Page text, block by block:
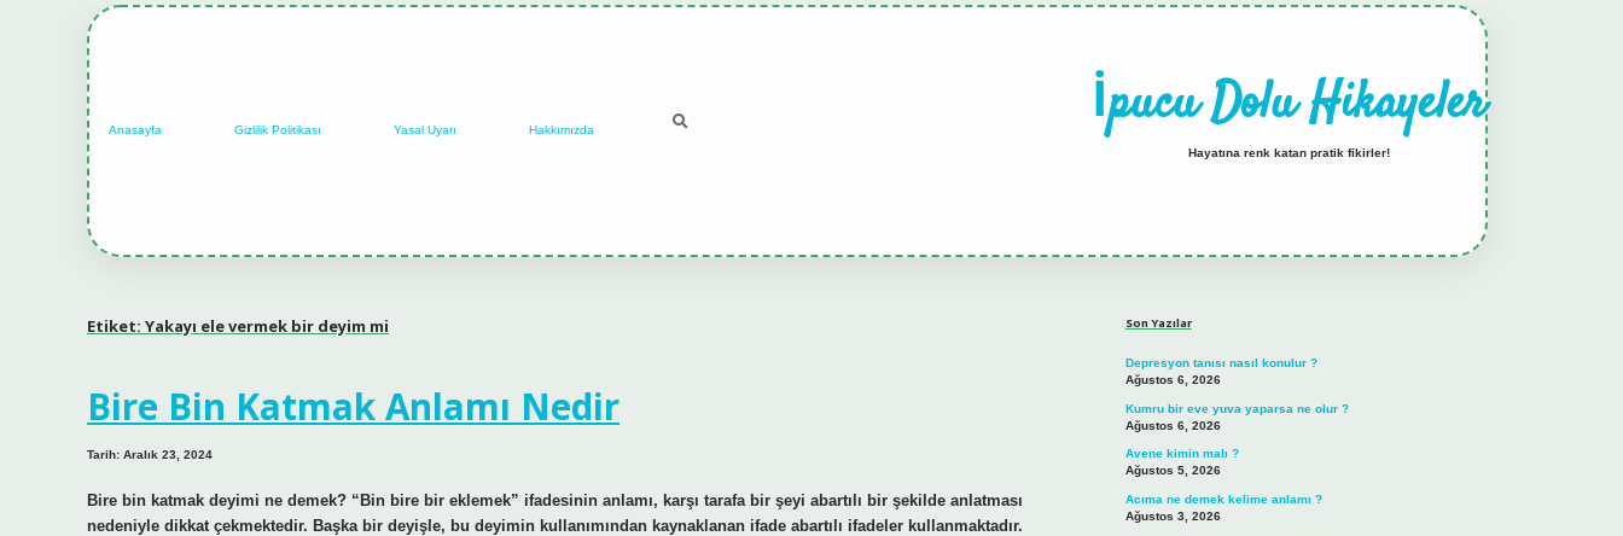
Anasayfa Gizlilik Politikası Yasal Uyarı Hakkımızda İpucu Dolu Hikayeler
Hayatına renk katan pratik fikirler!
Etiket: Yakayı ele vermek bir deyim mi
Bire Bin Katmak Anlamı Nedir
Tarih: Aralık 23, 2024
Bire bin katmak deyimi ne demek? “Bin bire bir eklemek” ifadesinin anlamı, karşı tarafa bir şeyi abartılı bir şekilde anlatması
nedeniyle dikkat çekmektedir. Başka bir deyişle, bu deyimin kullanımından kaynaklanan ifade abartılı ifadeler kullanmaktadır.
Son Yazılar
Depresyon tanısı nasıl konulur ?
Ağustos 6, 2026
Kumru bir eve yuva yaparsa ne olur ?
Ağustos 6, 2026
Avene kimin malı ?
Ağustos 5, 2026
Acıma ne demek kelime anlamı ?
Ağustos 3, 2026